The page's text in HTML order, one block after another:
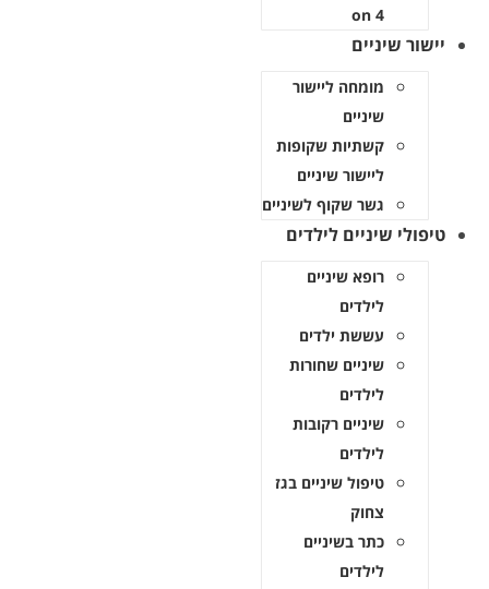
שיניים
מומחה ליישור
קשתיות שקופות
ליישור שיניים
גשר שקוף לשיניים
שיניים לילדים
רופא שיניים
עששת ילדים
שיניים שחורות
שיניים רקובות
טיפול שיניים בגז
כתר בשיניים